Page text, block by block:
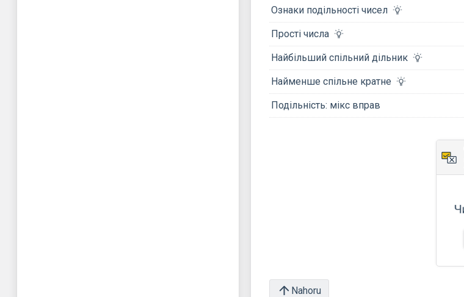
Ознаки подільності чисел
Прості числа
Найбільший спільний дільник
Найменше спільне кратне
Подільність: мікс вправ
Nahoru